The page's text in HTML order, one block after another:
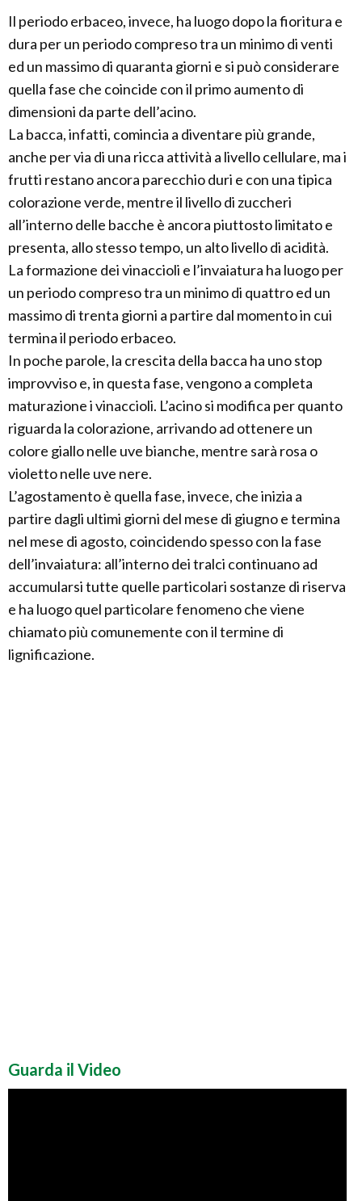
Il periodo erbaceo, invece, ha luogo dopo la fioritura e
dura per un periodo compreso tra un minimo di venti
ed un massimo di quaranta giorni e si può considerare
quella fase che coincide con il primo aumento di
dimensioni da parte dell’acino.
La bacca, infatti, comincia a diventare più grande,
anche per via di una ricca attività a livello cellulare, ma i
frutti restano ancora parecchio duri e con una tipica
colorazione verde, mentre il livello di zuccheri
all’interno delle bacche è ancora piuttosto limitato e
presenta, allo stesso tempo, un alto livello di acidità.
La formazione dei vinaccioli e l’invaiatura ha luogo per
un periodo compreso tra un minimo di quattro ed un
massimo di trenta giorni a partire dal momento in cui
termina il periodo erbaceo.
In poche parole, la crescita della bacca ha uno stop
improvviso e, in questa fase, vengono a completa
maturazione i vinaccioli. L’acino si modifica per quanto
riguarda la colorazione, arrivando ad ottenere un
colore giallo nelle uve bianche, mentre sarà rosa o
violetto nelle uve nere.
L’agostamento è quella fase, invece, che inizia a
partire dagli ultimi giorni del mese di giugno e termina
nel mese di agosto, coincidendo spesso con la fase
dell’invaiatura: all’interno dei tralci continuano ad
accumularsi tutte quelle particolari sostanze di riserva
e ha luogo quel particolare fenomeno che viene
chiamato più comunemente con il termine di
lignificazione.
Guarda il Video